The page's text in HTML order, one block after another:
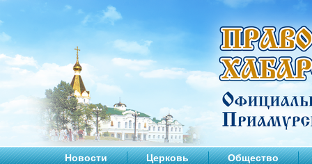
Новости Церковь Общество